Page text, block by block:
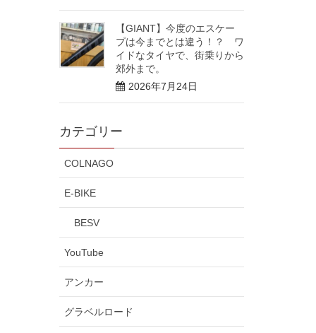
【GIANT】今度のエスケー
プは今までとは違う！？ ワ
イドなタイヤで、街乗りから
郊外まで。
2026年7月24日
カテゴリー
COLNAGO
E-BIKE
BESV
YouTube
アンカー
グラベルロード